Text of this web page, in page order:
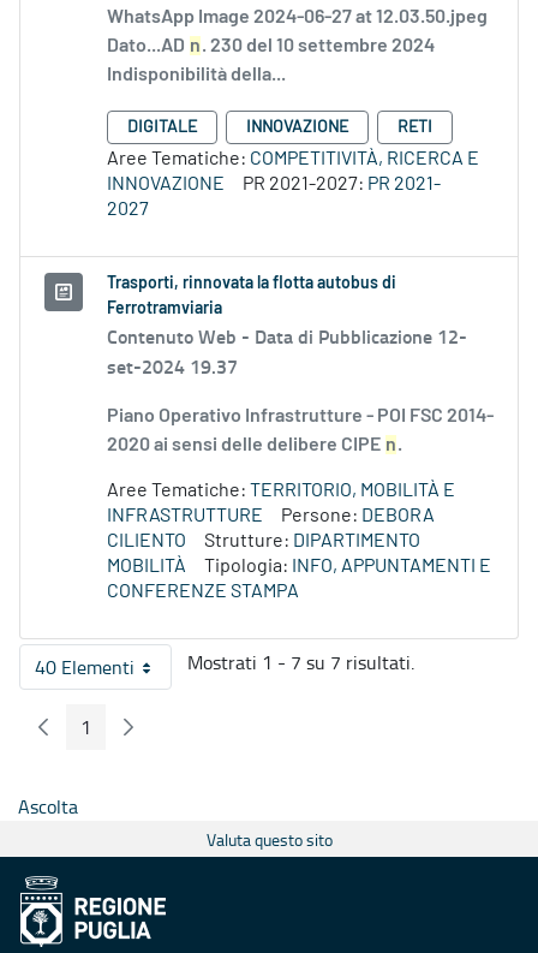
WhatsApp Image 2024-06-27 at 12.03.50.jpeg
Dato...AD n. 230 del 10 settembre 2024
Indisponibilità della...
DIGITALE INNOVAZIONE RETI
Aree Tematiche: COMPETITIVITÀ, RICERCA E
INNOVAZIONE
PR 2021-2027: PR 2021-
2027
Trasporti, rinnovata la flotta autobus di
Ferrotramviaria
Contenuto Web - Data di Pubblicazione 12-
set-2024 19.37
Piano Operativo Infrastrutture - POI FSC 2014-
2020 ai sensi delle delibere CIPE n.
Aree Tematiche: TERRITORIO, MOBILITÀ E
INFRASTRUTTURE
Persone: DEBORA
CILIENTO
Strutture: DIPARTIMENTO
MOBILITÀ
Tipologia:
INFO, APPUNTAMENTI E
CONFERENZE STAMPA
40 ElementiPer pagina
Mostrati 1 - 7 su 7 risultati.
Pagina Precedente
Pagina
1 Pagina Seguente
Ascolta
Valuta questo sito